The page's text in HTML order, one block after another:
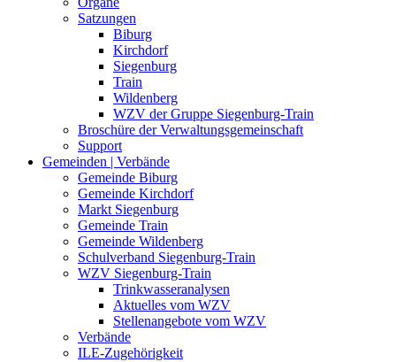
Satzungen
Biburg
Kirchdorf
Siegenburg
Train
Wildenberg
WZV der Gruppe Siegenburg-Train
Broschüre der Verwaltungsgemeinschaft
Support
Gemeinden | Verbände
Gemeinde Biburg
Gemeinde Kirchdorf
Markt Siegenburg
Gemeinde Train
Gemeinde Wildenberg
Schulverband Siegenburg-Train
WZV Siegenburg-Train
Trinkwasseranalysen
Aktuelles vom WZV
Stellenangebote vom WZV
Verbände
ILE-Zugehörigkeit